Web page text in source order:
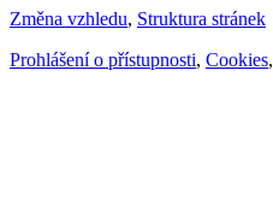
Změna vzhledu, Struktura stránek
Prohlášení o přístupnosti, Cookies,